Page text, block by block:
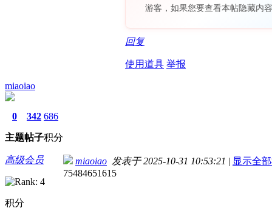
游客，如果您要查看本帖隐藏内
回复
使用道具 举报
miaoiao
0
主题
342
帖子
686
积分
高级会员
积分
miaoiao 发表于 2025-10-31 10:53:21 | 显示全
75484651615